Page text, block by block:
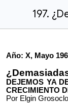
Año: X, Mayo
DEJEMOS YA
CRECIMIENTO
Por Elgin